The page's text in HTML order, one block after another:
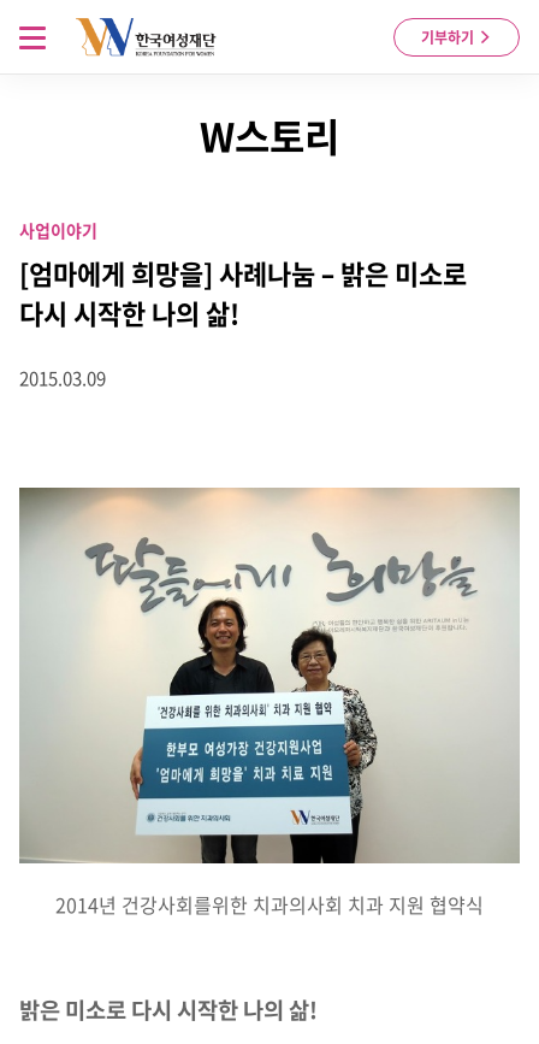
Skip to content
기부하기
메뉴 열기
W스토리
사업이야기
[엄마에게 희망을] 사례나눔 – 밝은 미소로
다시 시작한 나의 삶!
2015.03.09
2014년 건강사회를위한 치과의사회 치과 지원 협약식
밝은 미소로 다시 시작한 나의 삶!